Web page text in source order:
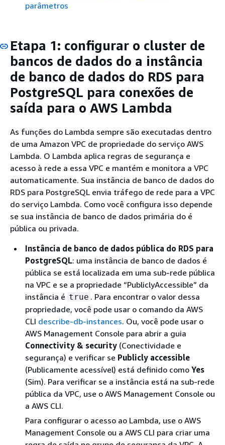
parâmetros
Etapa 1: configurar o cluster de
bancos de dados do a instância
de banco de dados do RDS para
PostgreSQL para conexões de
saída para o AWS Lambda
As funções do Lambda sempre são executadas dentro
de uma Amazon VPC de propriedade do serviço AWS
Lambda. O Lambda aplica regras de segurança e
acesso à rede a essa VPC e mantém e monitora a VPC
automaticamente. Sua instância de banco de dados do
RDS para PostgreSQL envia tráfego de rede para a VPC
do serviço Lambda. Como você configura isso depende
se sua instância de banco de dados primária do é
pública ou privada.
Instância de banco de dados pública do RDS para
PostgreSQL: uma instância de banco de dados é
pública se está localizada em uma sub-rede pública
na VPC e se a propriedade “PubliclyAccessible” da
instância é true . Para encontrar o valor dessa
propriedade, você pode usar o comando da AWS
CLI describe-db-instances. Ou, você pode usar o
AWS Management Console para abrir a guia
Connectivity & security (Conectividade e
segurança) e verificar se Publicly accessible
(Publicamente acessível) está definido como Yes
(Sim). Para verificar se a instância está na sub-rede
pública da VPC, use o AWS Management Console ou
a AWS CLI.
Para configurar o acesso ao Lambda, use o AWS
Management Console ou a AWS CLI para criar uma